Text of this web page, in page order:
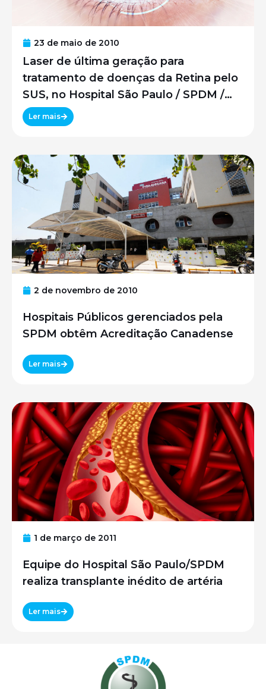
23 de maio de 2010
Laser de última geração para
tratamento de doenças da Retina pelo
SUS, no Hospital São Paulo / SPDM /
UNIFESP
Ler mais
2 de novembro de 2010
Hospitais Públicos gerenciados pela
SPDM obtêm Acreditação Canadense
Ler mais
1 de março de 2011
Equipe do Hospital São Paulo/SPDM
realiza transplante inédito de artéria
Ler mais